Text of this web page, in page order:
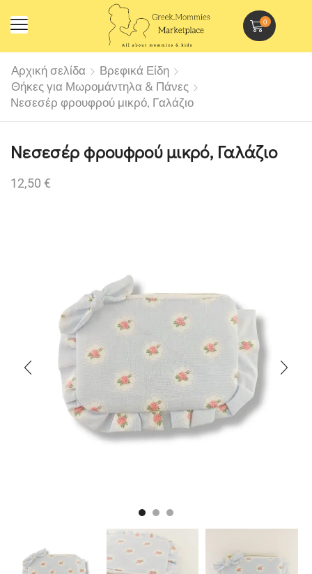
0
Αρχική σελίδα
Βρεφικά Είδη
Θήκες για Μωρομάντηλα & Πάνες
Νεσεσέρ φρουφρού μικρό, Γαλάζιο
Νεσεσέρ φρουφρού μικρό, Γαλάζιο
12,50 €